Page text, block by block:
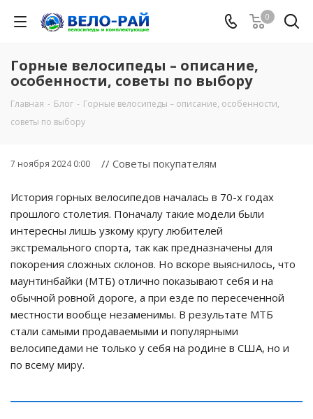
0
Горные велосипеды – описание,
особенности, советы по выбору
Главная - Блог - Горные велосипеды – описание, особенности,
советы по выбору
7 ноября 2024 0:00 // Советы покупателям
История горных велосипедов началась в 70-х годах
прошлого столетия. Поначалу такие модели были
интересны лишь узкому кругу любителей
экстремального спорта, так как предназначены для
покорения сложных склонов. Но вскоре выяснилось, что
маунтинбайки (МТБ) отлично показывают себя и на
обычной ровной дороге, а при езде по пересеченной
местности вообще незаменимы. В результате МТБ
стали самыми продаваемыми и популярными
велосипедами не только у себя на родине в США, но и
по всему миру.